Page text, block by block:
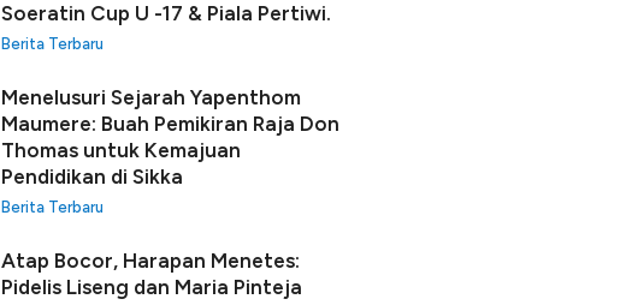
Soeratin Cup U -17 & Piala Pertiwi.
Berita Terbaru
Menelusuri Sejarah Yapenthom
Maumere: Buah Pemikiran Raja Don
Thomas untuk Kemajuan
Pendidikan di Sikka
Berita Terbaru
Atap Bocor, Harapan Menetes:
Pidelis Liseng dan Maria Pinteja